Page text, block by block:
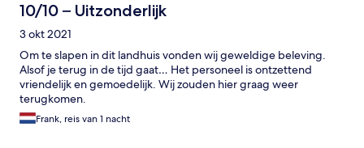
10/10 – Uitzonderlijk
3 okt 2021
Om te slapen in dit landhuis vonden wij geweldige beleving.
Alsof je terug in de tijd gaat… Het personeel is ontzettend
vriendelijk en gemoedelijk. Wij zouden hier graag weer
terugkomen.
Frank, reis van 1 nacht